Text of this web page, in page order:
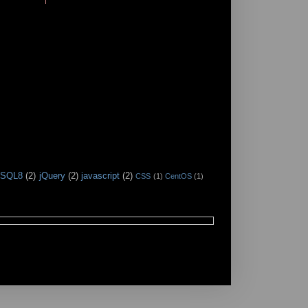
(2) jQuery (2) javascript (2) CSS (1) CentOS (1)